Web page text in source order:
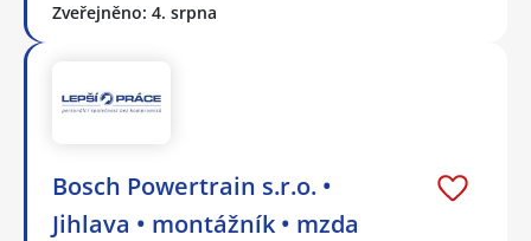
Zveřejněno: 4. srpna
Bosch Powertrain s.r.o. •
Jihlava • montážník • mzda